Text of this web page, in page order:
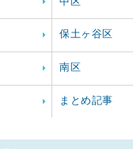
保土ヶ谷区
南区
まとめ記事